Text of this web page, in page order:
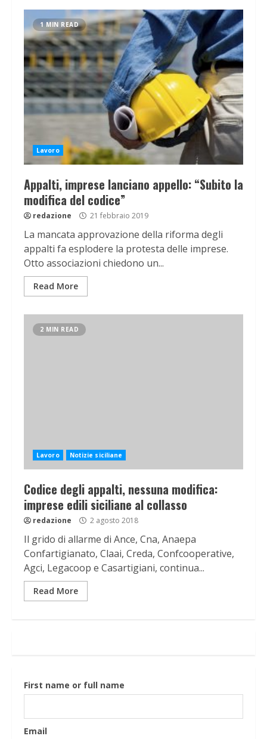
1 MIN READ
Lavoro
Appalti, imprese lanciano appello: “Subito la
modifica del codice”
redazione 21 febbraio 2019
La mancata approvazione della riforma degli
appalti fa esplodere la protesta delle imprese.
Otto associazioni chiedono un...
Read More
2 MIN READ
Lavoro Notizie siciliane
Codice degli appalti, nessuna modifica:
imprese edili siciliane al collasso
redazione 2 agosto 2018
Il grido di allarme di Ance, Cna, Anaepa
Confartigianato, Claai, Creda, Confcooperative,
Agci, Legacoop e Casartigiani, continua...
Read More
First name or full name
Email